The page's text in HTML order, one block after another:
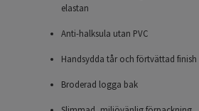
elastan
Anti-halksula utan PVC
Handsydda tår och förtvättad finish
Broderad logga bak